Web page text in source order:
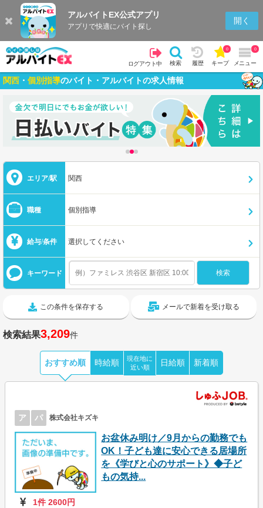
アルバイトEX公式アプリ
アプリで快適にバイト探し
開く
ログアウト中 検索 履歴 キープ
0
メニュー
0
関西 ・ 個別指導のバイト・アルバイトの求人情報
エリア/駅 関西
職種 個別指導
給与/条件 選択してください
キーワード
この条件を保存する メールで新着を受け取る
検索結果3,209件
おすすめ順 時給順
現在地に
近い順
日給順 新着順
ア パ 株式会社キズキ
お盆休み明け／9月からの勤務でも
OK！子ども達に安心できる居場所
を《学びと心のサポート》◆子ど
もの気持...
1件 2600円